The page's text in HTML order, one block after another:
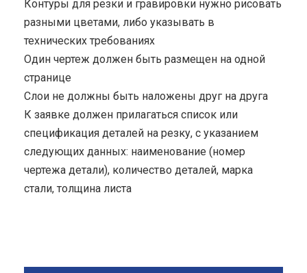
Контуры для резки и гравировки нужно рисовать
разными цветами, либо указывать в
технических требованиях
Один чертеж должен быть размещен на одной
странице
Cлои не должны быть наложены друг на друга
К заявке должен прилагаться список или
спецификация деталей на резку, с указанием
следующих данных: наименование (номер
чертежа детали), количество деталей, марка
стали, толщина листа